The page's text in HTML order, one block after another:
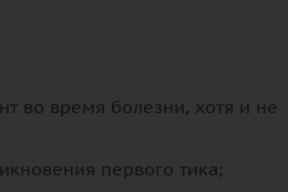
во время болезни, хотя и не
первого тика;